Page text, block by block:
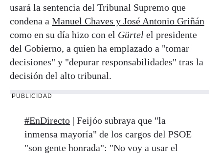
usará la sentencia del Tribunal Supremo que
condena a Manuel Chaves y José Antonio Griñán
como en su día hizo con el Gürtel el presidente
del Gobierno, a quien ha emplazado a "tomar
decisiones" y "depurar responsabilidades" tras la
decisión del alto tribunal.
PUBLICIDAD
#EnDirecto | Feijóo subraya que "la
inmensa mayoría" de los cargos del PSOE
"son gente honrada": "No voy a usar el